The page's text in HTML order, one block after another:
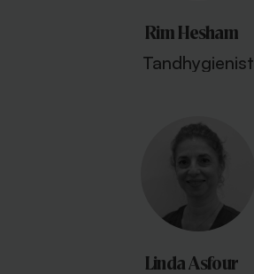
Rim Hesham
Tandhygienist
Linda Asfour